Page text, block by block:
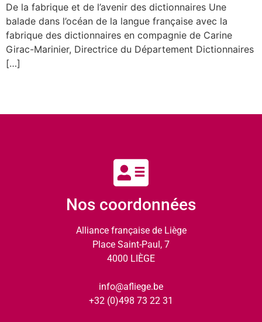
De la fabrique et de l’avenir des dictionnaires Une
balade dans l’océan de la langue française avec la
fabrique des dictionnaires en compagnie de Carine
Girac-Marinier, Directrice du Département Dictionnaires
[…]
Nos coordonnées
Alliance française de Liège
Place Saint-Paul, 7
4000 LIÈGE
info@afliege.be
+32 (0)498 73 22 31